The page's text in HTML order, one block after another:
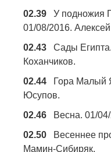
02.39 У подножия
01/08/2016.
02.43 Сады
Коханчиков.
02.44 Гора Малый
Юсупов.
02.46 Весна. 01/04/
02.50 Весеннее
Мамин-Сибиряк.